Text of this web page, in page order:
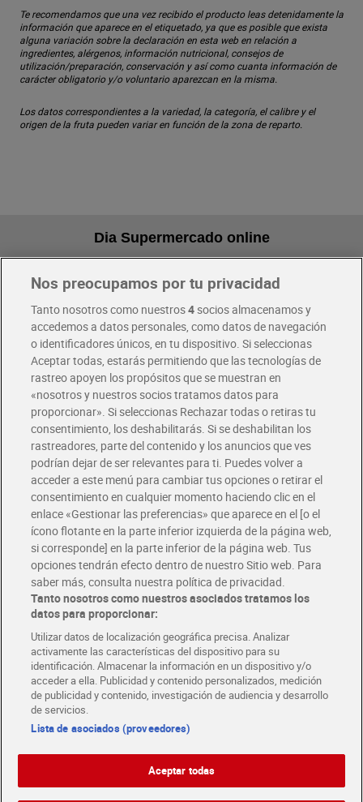
Te recomendamos que una vez recibido el producto leas detenidamente la
información que aparece en el etiquetado, ya que es posible que exista
alguna variación sobre la declaración en esta web en relación a
ingredientes, alérgenos, información nutricional, consejos de
utilización/preparación, conservación y así como cuanta información de
carácter obligatorio y/o voluntario aparezcan en la misma.
Los datos correspondientes a la variedad, la categoría, el calibre y el
origen de la fruta pueden variar en función de la zona de reparto.
Dia Supermercado online
Pide hoy, recibe hoy
Envío gratis por compras superiores a 100€
Envío estandar por 4,99€
Glovo y Uber Eats
Solicita tu factura de Glovo o Uber Eats
Únete al CLUB Dia
Disfruta las ventajas y ofertas exclusivas.
Descárgate la APP Dia
Folletos y Tiendas
Descubre las mejores ofertas y busca tu tienda más cercana
Tarjeta MaX Dia
Te devuelve hasta 8€/mes de tus compras.
¡Solicita tu tarjeta de crédito aquí!
COMER MEJOR CADA DIA
COLABORA CON DIA ABRE TU TIENDA DIA CORPORATE
Nos preocupamos por tu privacidad
Tanto nosotros como nuestros4socios almacenamos y
accedemos a datos personales, como datos de navegación
o identificadores únicos, en tu dispositivo. Si seleccionas
Aceptar todas, estarás permitiendo que las tecnologías de
rastreo apoyen los propósitos que se muestran en
«nosotros y nuestros socios tratamos datos para
proporcionar». Si seleccionas Rechazar todas o retiras tu
consentimiento, los deshabilitarás. Si se deshabilitan los
rastreadores, parte del contenido y los anuncios que ves
podrían dejar de ser relevantes para ti. Puedes volver a
acceder a este menú para cambiar tus opciones o retirar el
consentimiento en cualquier momento haciendo clic en el
enlace «Gestionar las preferencias» que aparece en el [o el
ícono flotante en la parte inferior izquierda de la página web,
si corresponde] en la parte inferior de la página web. Tus
opciones tendrán efecto dentro de nuestro Sitio web. Para
saber más, consulta nuestra política de privacidad.
Tanto nosotros como nuestros asociados tratamos los
datos para proporcionar:
Utilizar datos de localización geográfica precisa. Analizar
activamente las características del dispositivo para su
identificación. Almacenar la información en un dispositivo y/o
acceder a ella. Publicidad y contenido personalizados, medición
de publicidad y contenido, investigación de audiencia y desarrollo
de servicios.
Lista de asociados (proveedores)
Aceptar todas